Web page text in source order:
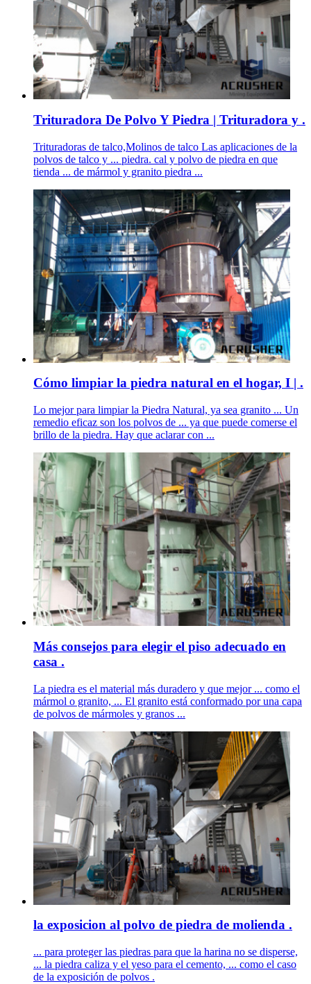
Trituradora De Polvo Y Piedra | Trituradora y .
Trituradoras de talco,Molinos de talco Las aplicaciones de la
polvos de talco y ... piedra. cal y polvo de piedra en que
tienda ... de mármol y granito piedra ...
Cómo limpiar la piedra natural en el hogar, I | .
Lo mejor para limpiar la Piedra Natural, ya sea granito ... Un
remedio eficaz son los polvos de ... ya que puede comerse el
brillo de la piedra. Hay que aclarar con ...
Más consejos para elegir el piso adecuado en
casa .
La piedra es el material más duradero y que mejor ... como el
mármol o granito, ... El granito está conformado por una capa
de polvos de mármoles y granos ...
la exposicion al polvo de piedra de molienda .
... para proteger las piedras para que la harina no se disperse,
... la piedra caliza y el yeso para el cemento, ... como el caso
de la exposición de polvos .